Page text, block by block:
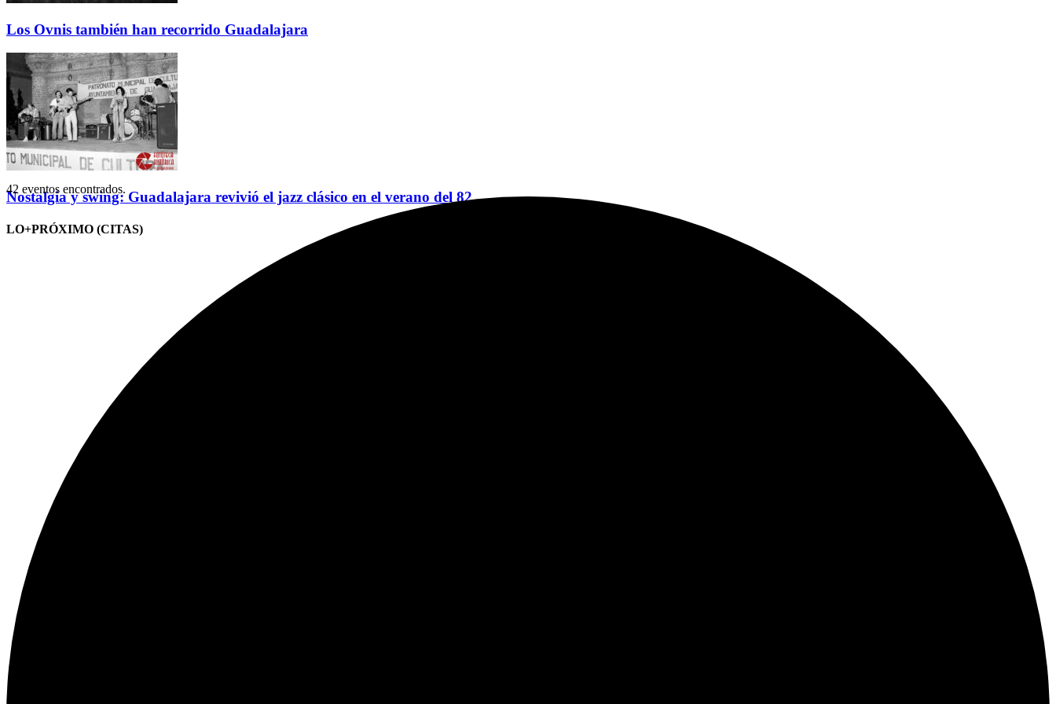
Los Ovnis también han recorrido Guadalajara
Nostalgia y swing: Guadalajara revivió el jazz clásico en el verano del 82
LO+PRÓXIMO (CITAS)
42 eventos encontrados.